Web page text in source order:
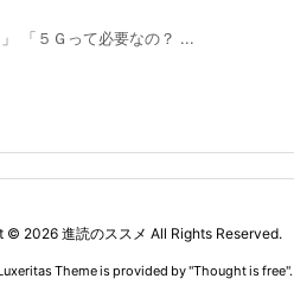
「５Ｇって必要なの？ ...
© 2026 進読のススメ All Rights Reserved.
Theme is provided by "Thought is free".